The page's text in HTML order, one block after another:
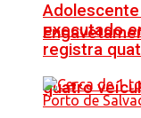
quatro
executado
registra